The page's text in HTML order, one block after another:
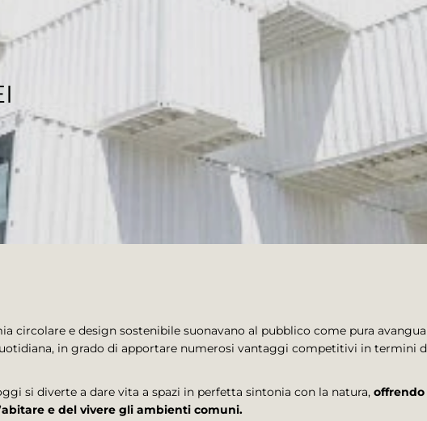
circolare e design sostenibile suonavano al pubblico come pura
in grado di apportare numerosi vantaggi competitivi in termini
si diverte a dare vita a spazi in perfetta sintonia con la natura, offrendo
e del vivere gli ambienti comuni.